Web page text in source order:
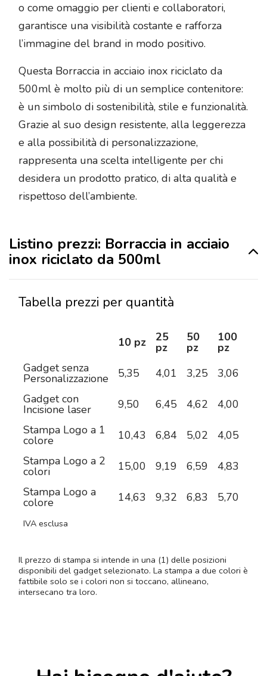
o come omaggio per clienti e collaboratori,
garantisce una visibilità costante e rafforza
l’immagine del brand in modo positivo.
Questa Borraccia in acciaio inox riciclato da
500ml è molto più di un semplice contenitore:
è un simbolo di sostenibilità, stile e funzionalità.
Grazie al suo design resistente, alla leggerezza
e alla possibilità di personalizzazione,
rappresenta una scelta intelligente per chi
desidera un prodotto pratico, di alta qualità e
rispettoso dell’ambiente.
Listino prezzi: Borraccia in acciaio
inox riciclato da 500ml
Tabella prezzi per quantità
10 pz 25
pz
50
pz
100
pz
Gadget senza
Personalizzazione 5,35 4,01 3,25 3,06
Gadget con
Incisione laser 9,50 6,45 4,62 4,00
Stampa Logo a 1
colore 10,43 6,84 5,02 4,05
Stampa Logo a 2
colori 15,00 9,19 6,59 4,83
Stampa Logo a
colore 14,63 9,32 6,83 5,70
IVA esclusa
Il prezzo di stampa si intende in una (1) delle posizioni
disponibili del gadget selezionato. La stampa a due colori è
fattibile solo se i colori non si toccano, allineano,
intersecano tra loro.